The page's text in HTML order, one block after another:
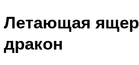
Летающая
дракон